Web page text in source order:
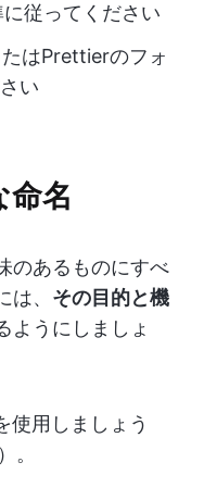
従ってください
たはPrettierのフォ
い
命名
のあるものにすべ
、 その目的と機
ようにしましょ
使用しましょう
。